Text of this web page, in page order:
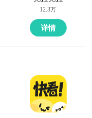
12.3万
详情